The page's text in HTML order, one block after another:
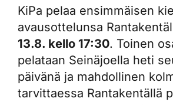
KiPa pelaa ensimmäisen
avausottelunsa
13.8. kello 17:30. Toinen
pelataan Seinäjoella heti
päivänä ja mahdollinen
tarvittaessa Rantakentällä